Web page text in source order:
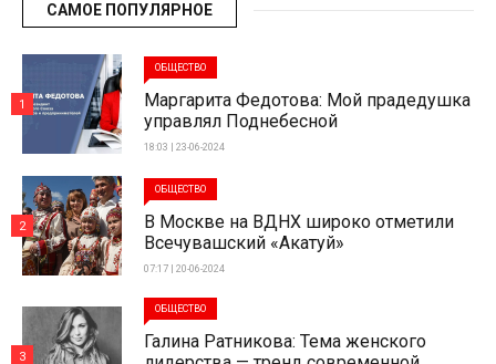
САМОЕ ПОПУЛЯРНОЕ
ОБЩЕСТВО
Маргарита Федотова: Мой прадедушка
управлял Поднебесной
18:03 | 23-06-2024
1
ОБЩЕСТВО
В Москве на ВДНХ широко отметили
Всечувашский «Акатуй»
07:17 | 20-06-2024
2
ОБЩЕСТВО
Галина Ратникова: Тема женского
3